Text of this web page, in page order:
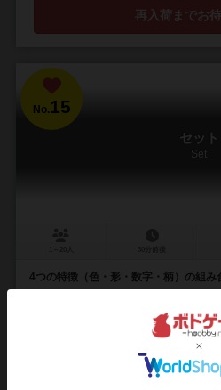
再入荷までお
No.15
セット
Set
4つの特徴（色・形・数字・柄）の組み
1057
経験あり